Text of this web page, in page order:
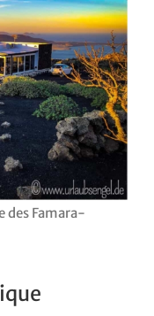
des Famara-